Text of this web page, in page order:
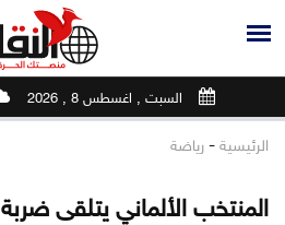
السبت , اغسطس 8 , 2026
الرئيسية - رياضة
المنتخب الألماني يتلقى